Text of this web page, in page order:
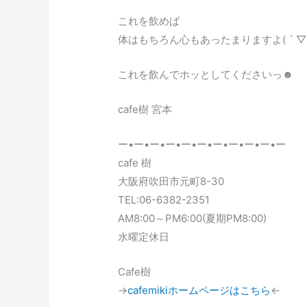
これを飲めば
体はもちろん心もあったまりますよ( ´
これを飲んでホッとしてくださいっ☻
cafe樹 宮本
ー•ー•ー•ー•ー•ー•ー•ー•ー•ー•ー
cafe 樹
大阪府吹田市元町8-30
TEL:06-6382-2351
AM8:00～PM6:00(夏期PM8:00)
水曜定休日
Cafe樹
→cafemikiホームページはこちら←